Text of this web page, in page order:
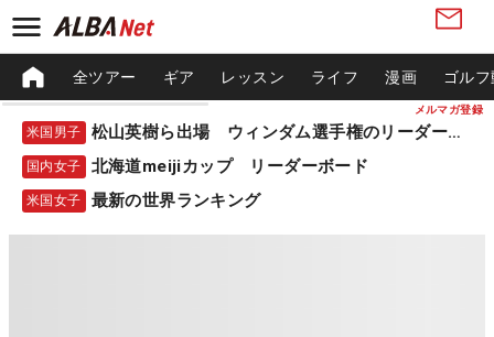
メルマガ登録
全ツアー ギア レッスン ライフ 漫画 ゴル
米国男子 松山英樹ら出場 ウィンダム選手権のリーダーボード
国内女子 北海道meijiカップ リーダーボード
米国女子 最新の世界ランキング